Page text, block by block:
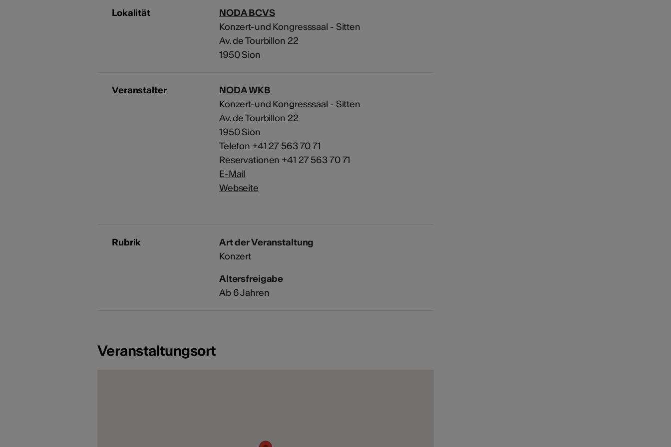
Lokalität
NODA BCVS
Konzert-und Kongresssaal - Sitten
Av. de Tourbillon 22
1950 Sion
Veranstalter
NODA WKB
Konzert-und Kongresssaal - Sitten
Av. de Tourbillon 22
1950 Sion
Telefon +41 27 563 70 71
Reservationen +41 27 563 70 71
E-Mail
Webseite
Rubrik
Art der Veranstaltung
Konzert
Altersfreigabe
Ab 6 Jahren
Veranstaltungsort